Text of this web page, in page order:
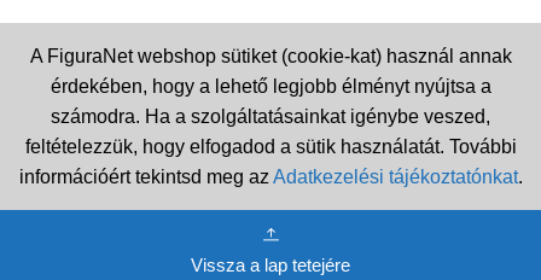
A FiguraNet webshop sütiket (cookie-kat) használ annak
érdekében, hogy a lehető legjobb élményt nyújtsa a
számodra. Ha a szolgáltatásainkat igénybe veszed,
feltételezzük, hogy elfogadod a sütik használatát. További
információért tekintsd meg az Adatkezelési tájékoztatónkat.
Vissza a lap tetejére